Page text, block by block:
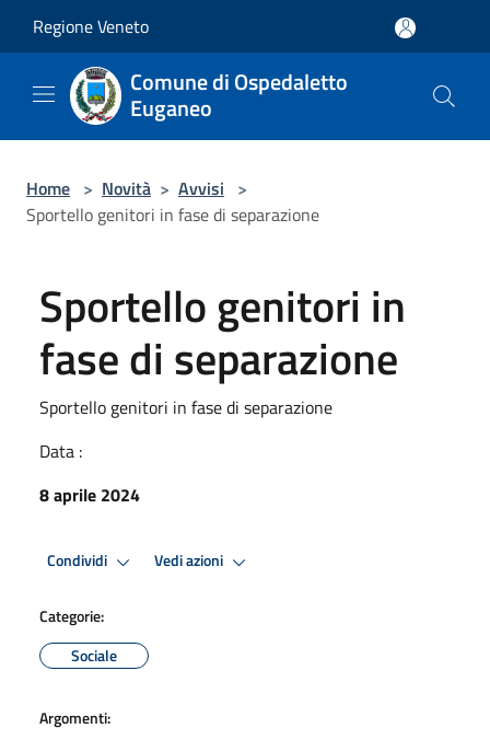
Regione Veneto
Comune di Ospedaletto
Euganeo
Home > Novità > Avvisi >
Sportello genitori in fase di separazione
Sportello genitori in
fase di separazione
Sportello genitori in fase di separazione
Data :
8 aprile 2024
Condividi Vedi azioni
Categorie:
Sociale
Argomenti: